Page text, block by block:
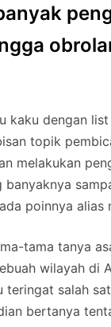
kaku dengan
topik
melakukan
banyaknya
poinnya alias
tama tanya
wilayah di
teringat salah
bertanya